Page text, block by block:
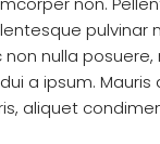
pulvinar
nulla
a ipsum.
aliquet